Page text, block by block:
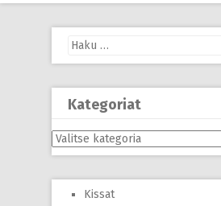
Haku:
Kategoriat
Kategoriat
Kissat